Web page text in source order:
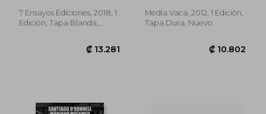
₡ 14.513
7 Ensayos Ediciones, 2018, 1
Edición, Tapa Blanda,
Media Vaca, 2012, 1 Edición,
Tapa Dura, Nuevo